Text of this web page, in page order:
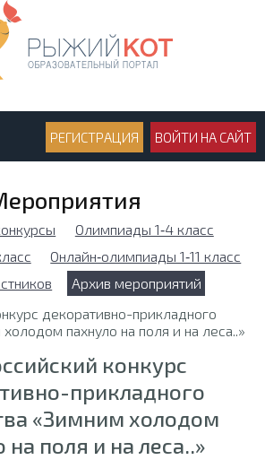
РЕГИСТРАЦИЯ ВОЙТИ НА САЙТ
Олимпиады 1‑4 класс
Онлайн‑олимпиады 1‑11 класс
Архив мероприятий
конкурс
прикладного
«Зимним холодом
на поля и на леса..»